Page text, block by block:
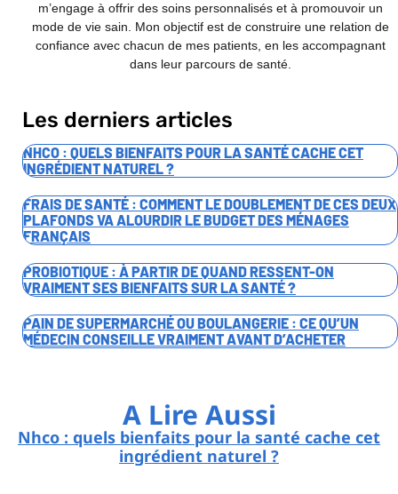
m’engage à offrir des soins personnalisés et à promouvoir un
mode de vie sain. Mon objectif est de construire une relation de
confiance avec chacun de mes patients, en les accompagnant
dans leur parcours de santé.
Les derniers articles
NHCO : QUELS BIENFAITS POUR LA SANTÉ CACHE CET
INGRÉDIENT NATUREL ?
FRAIS DE SANTÉ : COMMENT LE DOUBLEMENT DE CES DEUX
PLAFONDS VA ALOURDIR LE BUDGET DES MÉNAGES
FRANÇAIS
PROBIOTIQUE : À PARTIR DE QUAND RESSENT-ON
VRAIMENT SES BIENFAITS SUR LA SANTÉ ?
PAIN DE SUPERMARCHÉ OU BOULANGERIE : CE QU’UN
MÉDECIN CONSEILLE VRAIMENT AVANT D’ACHETER
A Lire Aussi
Nhco : quels bienfaits pour la santé cache cet
ingrédient naturel ?